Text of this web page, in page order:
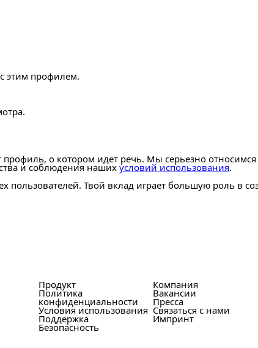
этим профилем.
о котором идет речь. Мы серьезно
и соблюдения наших условий использования.
Твой вклад играет большую роль в
Продукт
Политика
конфиденциальности
Условия использования
Поддержка
Безопасность
Компания
Вакансии
Пресса
Связаться с нами
Импринт